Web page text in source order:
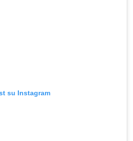
su Instagram